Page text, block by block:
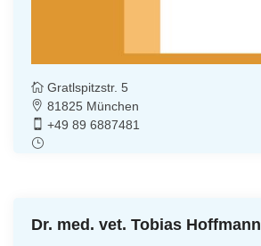
Gratlspitzstr. 5
81825 München
+49 89 6887481
Dr. med. vet. Tobias Hoffmann